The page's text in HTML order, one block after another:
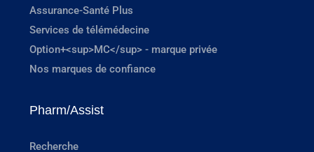
Assurance-Santé Plus
Services de télémédecine
Option+<sup>MC</sup> - marque privée
Nos marques de confiance
Pharm/Assist
Recherche